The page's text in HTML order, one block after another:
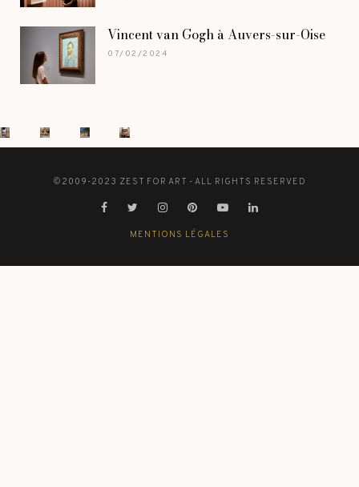
Vincent van Gogh à Auvers-sur-Oise
07/02/2024
©2009-2023 ZEST FOR ART - ALL RIGHTS RESERVED
MENTIONS LÉGALES